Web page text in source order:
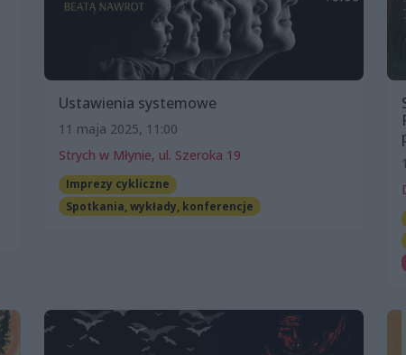
Ustawienia systemowe
11 maja 2025, 11:00
Strych w Młynie, ul. Szeroka 19
Imprezy cykliczne
Spotkania, wykłady, konferencje